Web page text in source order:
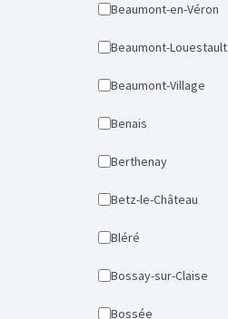
Beaumont-en-Véron
Beaumont-Louestault
Beaumont-Village
Benais
Berthenay
Betz-le-Château
Bléré
Bossay-sur-Claise
Bossée